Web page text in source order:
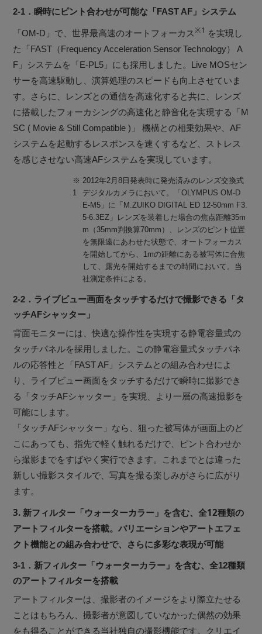
2-1．瞬時にピント合わせが可能な「FAST AF」システム
「OM-D」で、世界最高速のオートフォーカス ※1 を実現し
た「FAST（Frequency Acceleration Sensor Technology） A
F」システムを「E-PL5」にも採用しました。Live MOSセン
サーを高速駆動し、演算処理のスピードも向上させていま
す。さらに、レンズとの通信を高速化すると共に、レンズ
に搭載したフォーカシングの高速化と静音化を実現する「M
SC ( Movie & Still Compatible )」 機構との相乗効果や、AF
システムを起動するレスポンスを速くするなど、ストレス
を感じさせない高速AFシステムを実現しています。
※
1
2012年2月8日発表時に発売済みのレンズ交換式
デジタルカメラにおいて。「OLYMPUS OM-D
E-M5」に「M.ZUIKO DIGITAL ED 12-50mm F3.
5-6.3EZ」レンズを装着した場合の焦点距離35m
m（35mm判換算70mm）、レンズのピント位置
を無限遠にあわせた状態で、オートフォーカス
を開始してから、1mの距離にある被写体に合焦
して、露光を開始するまでの時間において。当
社測定条件による。
2-2．ライブビュー画面をタッチするだけで撮影できる「タ
ッチAFシャッター」
背面モニターには、快適な操作性を実現する静電容量式の
タッチパネルを採用しました。この静電容量式タッチパネ
ルの応答性と「FAST AF」システムとの組み合わせによ
り、ライブビュー画面をタッチするだけで瞬時に撮影でき
る「タッチAFシャッター」を実現、より一層の高速撮影を
可能にします。
「タッチAFシャッター」なら、狙った被写体が画面上のど
こにあっても、指先で軽く触れるだけで、ピント合わせか
ら撮影までをすばやく実行できます。これまでとは違った
新しい撮影スタイルで、写真を撮る楽しみがさらに広がり
ます。
3. 新フィルター「ウォーターカラー」を含む、全12種類の
アートフィルターを搭載。バリエーションやアートエフェ
クト機能との組み合わせで、さらに多彩な表現が可能
3-1．新フィルター「ウォーターカラー」を含む、全12種類
のアートフィルターを搭載
アートフィルターは、撮影者のイメージをより際立たせる
ことはもちろん、撮影者が意図していなかった偶然の効果
をも得ることができる当社独自の撮影機能です。クリエイ